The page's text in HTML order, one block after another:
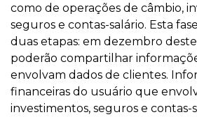
como de operações de câmbio,
seguros e contas-salário. Esta
duas etapas: em dezembro
poderão compartilhar
envolvam dados de clientes.
financeiras do usuário que
investimentos, seguros e contas-